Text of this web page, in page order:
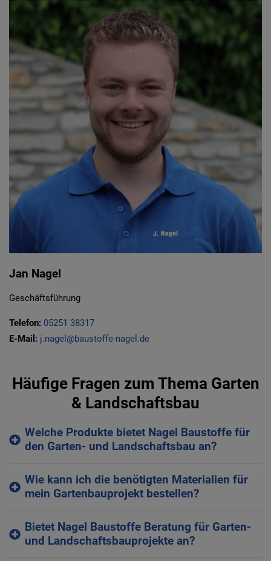
Jan Nagel
Geschäftsführung
Telefon: 05251 38317
E-Mail: j.nagel@baustoffe-nagel.de
Häufige Fragen zum Thema Garten
& Landschaftsbau
Welche Produkte bietet Nagel Baustoffe für
den Garten- und Landschaftsbau an?
Wie kann ich die benötigten Materialien für
mein Gartenbauprojekt bestellen?
Bietet Nagel Baustoffe Beratung für Garten-
und Landschaftsbauprojekte an?